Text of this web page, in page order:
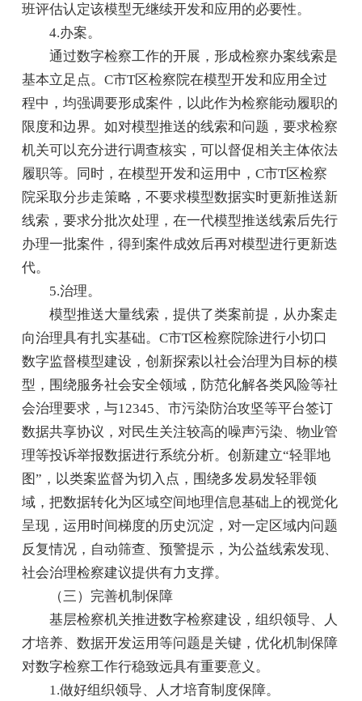
班评估认定该模型无继续开发和应用的必要性。
4.办案。
通过数字检察工作的开展，形成检察办案线索是
基本立足点。C市T区检察院在模型开发和应用全过
程中，均强调要形成案件，以此作为检察能动履职的
限度和边界。如对模型推送的线索和问题，要求检察
机关可以充分进行调查核实，可以督促相关主体依法
履职等。同时，在模型开发和运用中，C市T区检察
院采取分步走策略，不要求模型数据实时更新推送新
线索，要求分批次处理，在一代模型推送线索后先行
办理一批案件，得到案件成效后再对模型进行更新迭
代。
5.治理。
模型推送大量线索，提供了类案前提，从办案走
向治理具有扎实基础。C市T区检察院除进行小切口
数字监督模型建设，创新探索以社会治理为目标的模
型，围绕服务社会安全领域，防范化解各类风险等社
会治理要求，与12345、市污染防治攻坚等平台签订
数据共享协议，对民生关注较高的噪声污染、物业管
理等投诉举报数据进行系统分析。创新建立“轻罪地
图”，以类案监督为切入点，围绕多发易发轻罪领
域，把数据转化为区域空间地理信息基础上的视觉化
呈现，运用时间梯度的历史沉淀，对一定区域内问题
反复情况，自动筛查、预警提示，为公益线索发现、
社会治理检察建议提供有力支撑。
（三）完善机制保障
基层检察机关推进数字检察建设，组织领导、人
才培养、数据开发运用等问题是关键，优化机制保障
对数字检察工作行稳致远具有重要意义。
1.做好组织领导、人才培育制度保障。